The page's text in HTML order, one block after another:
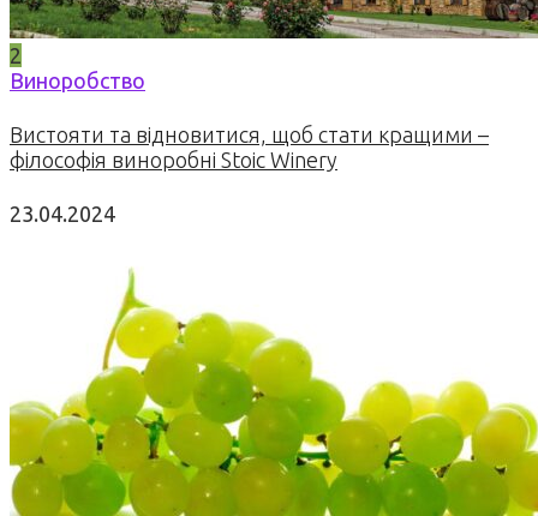
2
Виноробство
Вистояти та відновитися, щоб стати кращими –
філософія виноробні Stoic Winery
23.04.2024